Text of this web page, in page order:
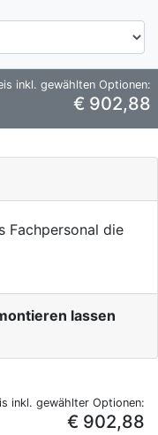
inkl. gewählten Optionen:
€ 902,88
Fachpersonal die
lassen
inkl. gewählter Optionen:
€ 902,88